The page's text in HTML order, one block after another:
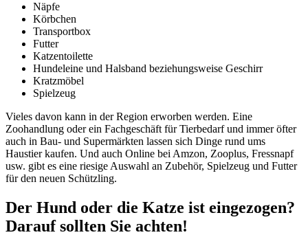
Näpfe
Körbchen
Transportbox
Futter
Katzentoilette
Hundeleine und Halsband beziehungsweise Geschirr
Kratzmöbel
Spielzeug
Vieles davon kann in der Region erworben werden. Eine
Zoohandlung oder ein Fachgeschäft für Tierbedarf und immer öfter
auch in Bau- und Supermärkten lassen sich Dinge rund ums
Haustier kaufen. Und auch Online bei Amzon, Zooplus, Fressnapf
usw. gibt es eine riesige Auswahl an Zubehör, Spielzeug und Futter
für den neuen Schützling.
Der Hund oder die Katze ist eingezogen?
Darauf sollten Sie achten!